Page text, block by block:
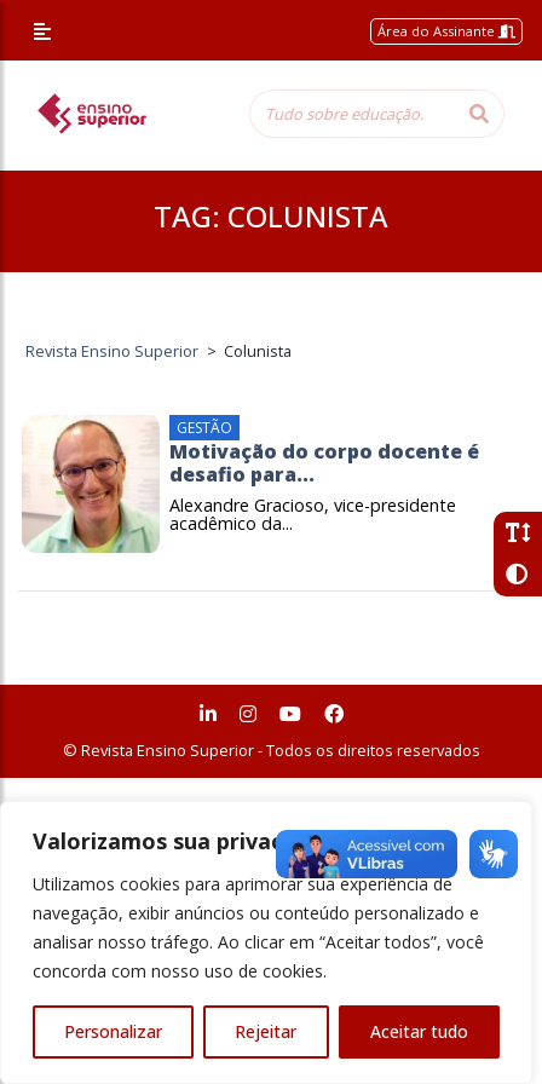
Valorizamos sua privacidade
Utilizamos cookies para aprimorar sua experiência de
navegação, exibir anúncios ou conteúdo personalizado e
analisar nosso tráfego. Ao clicar em “Aceitar todos”, você
concorda com nosso uso de cookies.
Personalizar Rejeitar Aceitar tudo
Área do Assinante
TAG: COLUNISTA
Revista Ensino Superior > Colunista
GESTÃO
Motivação do corpo docente é
desafio para...
Alexandre Gracioso, vice-presidente
acadêmico da...
© Revista Ensino Superior - Todos os direitos reservados